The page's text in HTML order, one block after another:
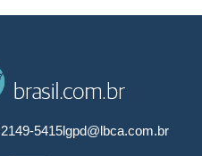
5415lgpd@lbca.com.br